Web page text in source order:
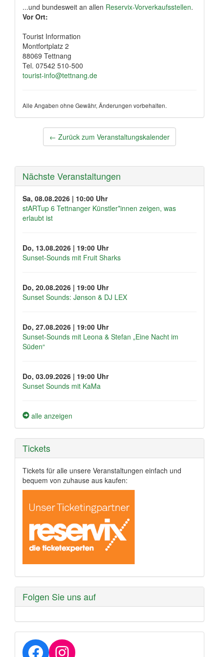
...und bundesweit an allen Reservix-Vorverkaufsstellen.
Vor Ort:
Tourist Information
Montfortplatz 2
88069 Tettnang
Tel. 07542 510-500
tourist-info@tettnang.de
Alle Angaben ohne Gewähr, Änderungen vorbehalten.
Post← Zurück zum Veranstaltungskalender
Nächste Veranstaltungen
Sa, 08.08.2026 | 10:00 Uhr
stARTup 6 Tettnanger Künstler*innen zeigen, was
erlaubt ist
Do, 13.08.2026 | 19:00 Uhr
Sunset-Sounds mit Fruit Sharks
Do, 20.08.2026 | 19:00 Uhr
Sunset Sounds: Jønson & DJ LEX
Do, 27.08.2026 | 19:00 Uhr
Sunset-Sounds mit Leona & Stefan „Eine Nacht im
Süden“
Do, 03.09.2026 | 19:00 Uhr
Sunset Sounds mit KaMa
alle anzeigen
Tickets
Tickets für alle unsere Veranstaltungen einfach und
bequem von zuhause aus kaufen:
Folgen Sie uns auf
Facebook
Instagram